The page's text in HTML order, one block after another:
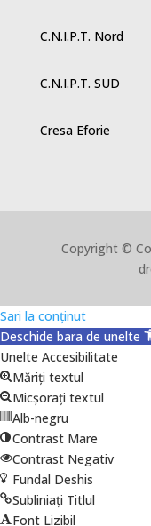
C.N.I.P.T. Nord
C.N.I.P.T. SUD
Cresa Eforie
Copyright ©
Sari la conținut
Deschide bara de unelte
Unelte Accesibilitate
Măriți textul
Micșorați textul
Alb-negru
Contrast Mare
Contrast Negativ
Fundal Deshis
Subliniați Titlul
Font Lizibil